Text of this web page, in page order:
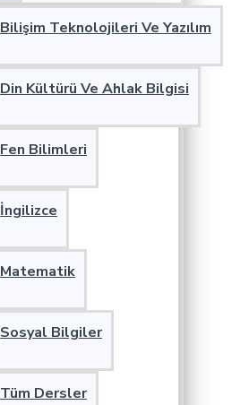
Bilişim Teknolojileri Ve Yazılım
Din Kültürü Ve Ahlak Bilgisi
Fen Bilimleri
İngilizce
Matematik
Sosyal Bilgiler
Tüm Dersler